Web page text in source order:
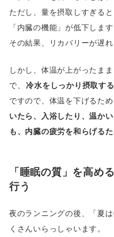
ただし、量を摂取しすぎる
「内臓の機能」が低下します
その結果、リカバリーが遅れ
しかし、体温が上がったま
で、 冷水をしっかり摂取す
ですので、体温を下げるた
いたら、入浴したり、温か
も、内臓の疲労を和らげる
「睡眠の質」を高め
行う
夜のランニングの後、「夏
くさんいらっしゃいます。